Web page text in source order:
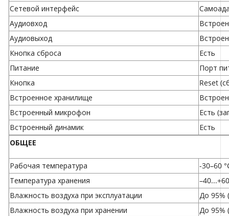
Сетевой интерфейс
Аудиовход
Аудиовыход
Кнопка сброса
Есть
Питание
Порт
Кнопка
Reset
Встроенное хранилище
Встроенный микрофон
Есть
Встроенный динамик
Есть
ОБЩЕЕ
Рабочая температура
-30–60
Температура хранения
Влажность воздуха при эксплуатации
До 95%
Влажность воздуха при хранении
До 95%